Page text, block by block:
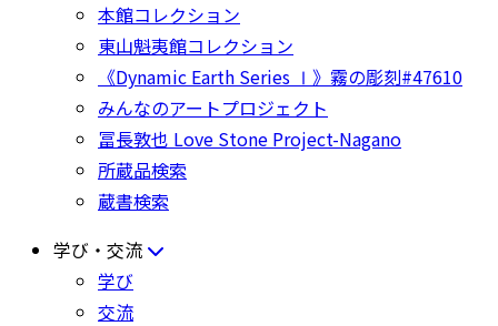
本館コレクション
東山魁夷館コレクション
《Dynamic Earth Series Ⅰ》霧の彫刻#47610
みんなのアートプロジェクト
冨長敦也 Love Stone Project-Nagano
所蔵品検索
蔵書検索
学び・交流
学び
交流